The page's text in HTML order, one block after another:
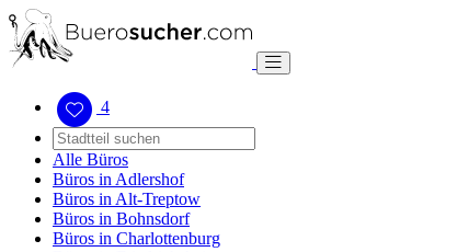
4
Alle Büros
Büros in Adlershof
Büros in Alt-Treptow
Büros in Bohnsdorf
Büros in Charlottenburg